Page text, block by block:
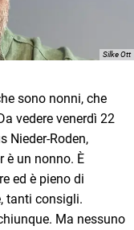
Silke Ott
sono nonni, che
vedere venerdì 22
Nieder-Roden,
è un nonno. È
ed è pieno di
tanti consigli.
Ma nessuno